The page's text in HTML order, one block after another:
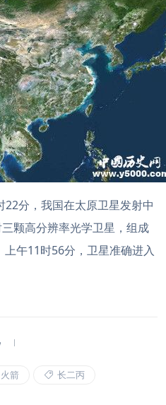
分，我国在太原卫星发射中
颗高分辨率光学卫星，组成
午11时56分，卫星准确进入
火箭 长二丙